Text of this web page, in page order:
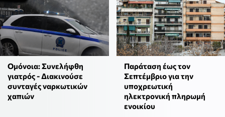
Ομόνοια: Συνελήφθη
γιατρός - Διακινούσε
συνταγές ναρκωτικών
χαπιών
Παράταση έως τον
Σεπτέμβριο για την
υποχρεωτική
ηλεκτρονική πληρωμή
ενοικίου